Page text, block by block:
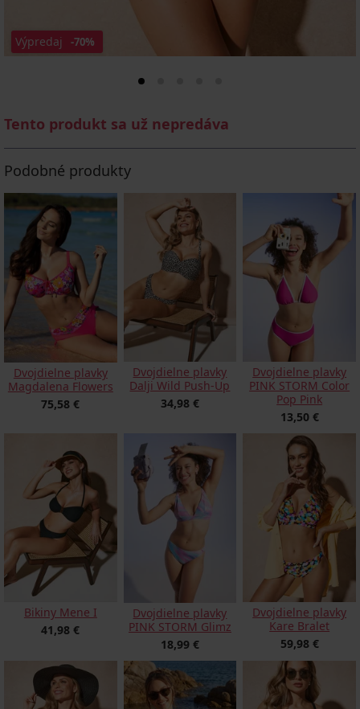
Výpredaj -70%
Tento produkt sa už nepredáva
Podobné produkty
Dvojdielne plavky
Magdalena Flowers
75,58 €
Dvojdielne plavky
Dalji Wild Push-Up
34,98 €
Dvojdielne plavky
PINK STORM Color
Pop Pink
13,50 €
Bikiny Mene I
41,98 €
Dvojdielne plavky
PINK STORM Glimz
18,99 €
Dvojdielne plavky
Kare Bralet
59,98 €